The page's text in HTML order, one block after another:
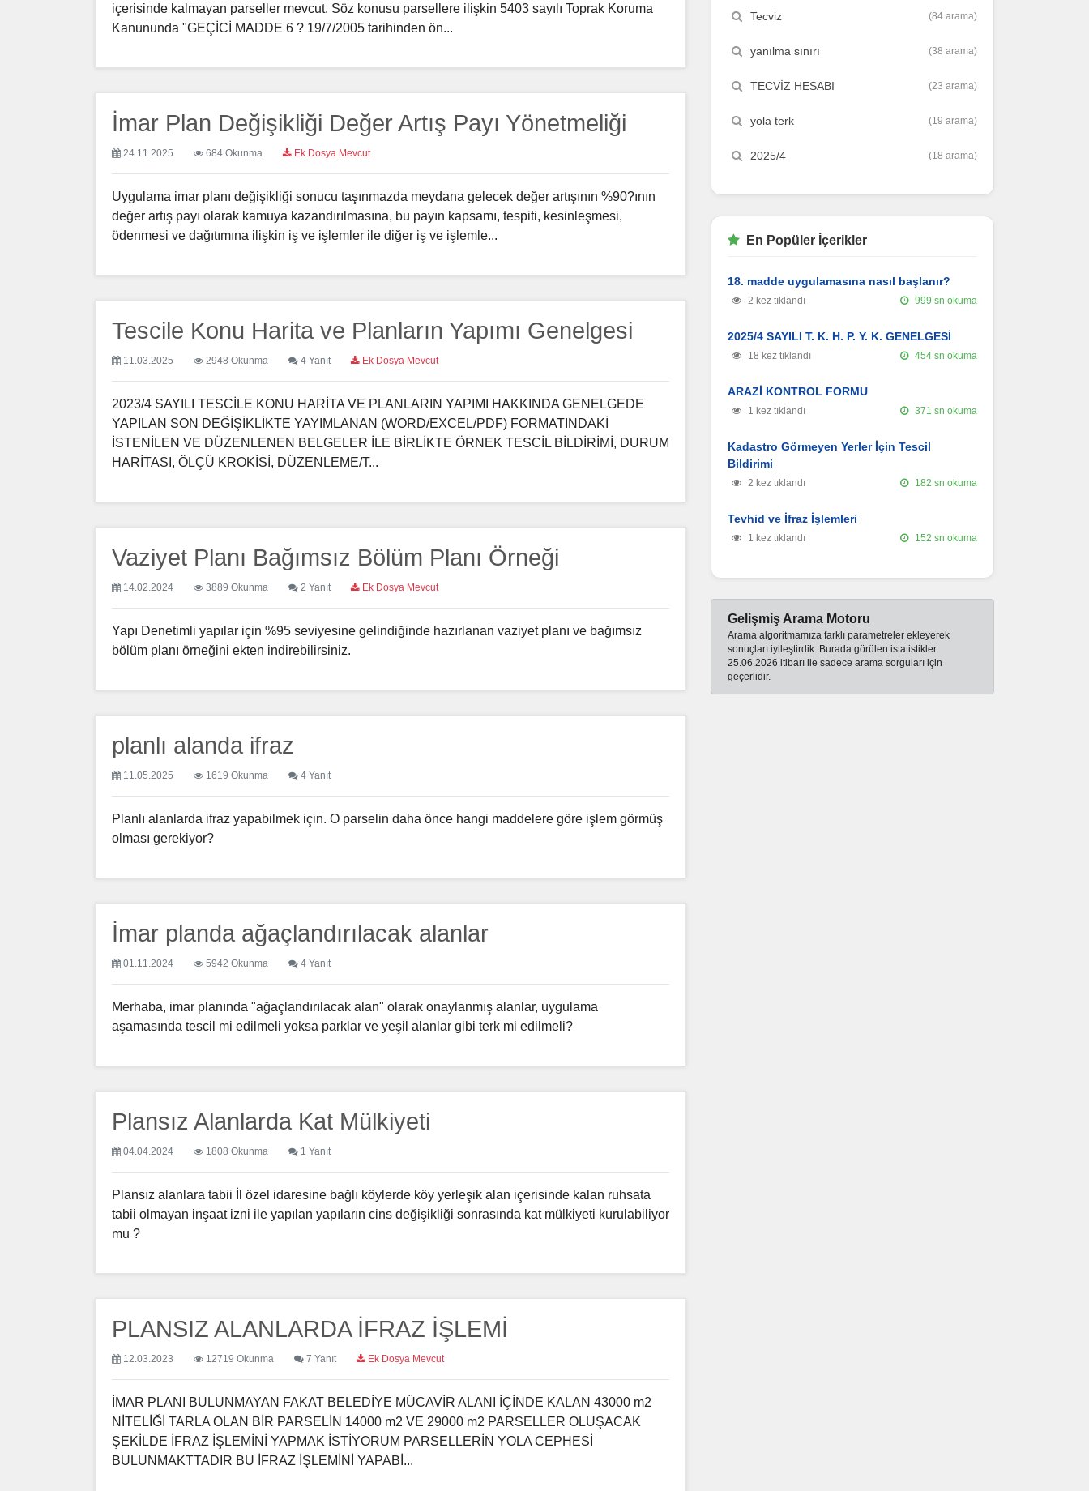
içerisinde kalmayan parseller mevcut. Söz konusu parsellere ilişkin 5403 sayılı Toprak Koruma
Kanununda "GEÇİCİ MADDE 6 ? 19/7/2005 tarihinden ön...
İmar Plan Değişikliği Değer Artış Payı Yönetmeliği
24.11.2025 684 Okunma Ek Dosya Mevcut
Uygulama imar planı değişikliği sonucu taşınmazda meydana gelecek değer artışının %90?ının
değer artış payı olarak kamuya kazandırılmasına, bu payın kapsamı, tespiti, kesinleşmesi,
ödenmesi ve dağıtımına ilişkin iş ve işlemler ile diğer iş ve işlemle...
Tescile Konu Harita ve Planların Yapımı Genelgesi
11.03.2025 2948 Okunma 4 Yanıt Ek Dosya Mevcut
2023/4 SAYILI TESCİLE KONU HARİTA VE PLANLARIN YAPIMI HAKKINDA GENELGEDE
YAPILAN SON DEĞİŞİKLİKTE YAYIMLANAN (WORD/EXCEL/PDF) FORMATINDAKİ
İSTENİLEN VE DÜZENLENEN BELGELER İLE BİRLİKTE ÖRNEK TESCİL BİLDİRİMİ, DURUM
HARİTASI, ÖLÇÜ KROKİSİ, DÜZENLEME/T...
Vaziyet Planı Bağımsız Bölüm Planı Örneği
14.02.2024 3889 Okunma 2 Yanıt Ek Dosya Mevcut
Yapı Denetimli yapılar için %95 seviyesine gelindiğinde hazırlanan vaziyet planı ve bağımsız
bölüm planı örneğini ekten indirebilirsiniz.
planlı alanda ifraz
11.05.2025 1619 Okunma 4 Yanıt
Planlı alanlarda ifraz yapabilmek için. O parselin daha önce hangi maddelere göre işlem görmüş
olması gerekiyor?
İmar planda ağaçlandırılacak alanlar
01.11.2024 5942 Okunma 4 Yanıt
Merhaba, imar planında "ağaçlandırılacak alan" olarak onaylanmış alanlar, uygulama
aşamasında tescil mi edilmeli yoksa parklar ve yeşil alanlar gibi terk mi edilmeli?
Plansız Alanlarda Kat Mülkiyeti
04.04.2024 1808 Okunma 1 Yanıt
Plansız alanlara tabii İl özel idaresine bağlı köylerde köy yerleşik alan içerisinde kalan ruhsata
tabii olmayan inşaat izni ile yapılan yapıların cins değişikliği sonrasında kat mülkiyeti kurulabiliyor
mu ?
PLANSIZ ALANLARDA İFRAZ İŞLEMİ
12.03.2023 12719 Okunma 7 Yanıt Ek Dosya Mevcut
İMAR PLANI BULUNMAYAN FAKAT BELEDİYE MÜCAVİR ALANI İÇİNDE KALAN 43000 m2
NİTELİĞİ TARLA OLAN BİR PARSELİN 14000 m2 VE 29000 m2 PARSELLER OLUŞACAK
ŞEKİLDE İFRAZ İŞLEMİNİ YAPMAK İSTİYORUM PARSELLERİN YOLA CEPHESİ
BULUNMAKTTADIR BU İFRAZ İŞLEMİNİ YAPABİ...
Tecviz (84 arama)
yanılma sınırı (38 arama)
TECVİZ HESABI (23 arama)
yola terk (19 arama)
2025/4 (18 arama)
En Popüler İçerikler
18. madde uygulamasına nasıl başlanır?
2 kez tıklandı 999 sn okuma
2025/4 SAYILI T. K. H. P. Y. K. GENELGESİ
18 kez tıklandı 454 sn okuma
ARAZİ KONTROL FORMU
1 kez tıklandı 371 sn okuma
Kadastro Görmeyen Yerler İçin Tescil
Bildirimi
2 kez tıklandı 182 sn okuma
Tevhid ve İfraz İşlemleri
1 kez tıklandı 152 sn okuma
Gelişmiş Arama Motoru
Arama algoritmamıza farklı parametreler ekleyerek
sonuçları iyileştirdik. Burada görülen istatistikler
25.06.2026 itibarı ile sadece arama sorguları için
geçerlidir.